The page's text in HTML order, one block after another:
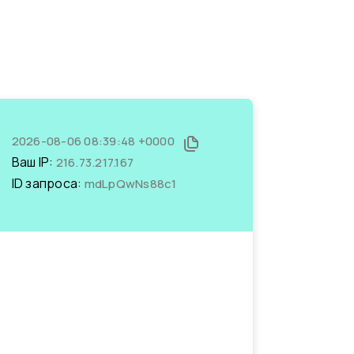
2026-08-06 08:39:48 +0000
Ваш IP: 216.73.217.167
ID запроса: mdLpQwNs88c1